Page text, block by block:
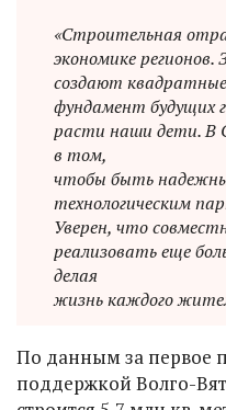
«Строительная
экономике
создают
фундамент будущих
расти наши дети. В
в том,
чтобы быть
технологическим
Уверен, что
реализовать еще
делая
жизнь каждого
По данным за первое
поддержкой Волго-